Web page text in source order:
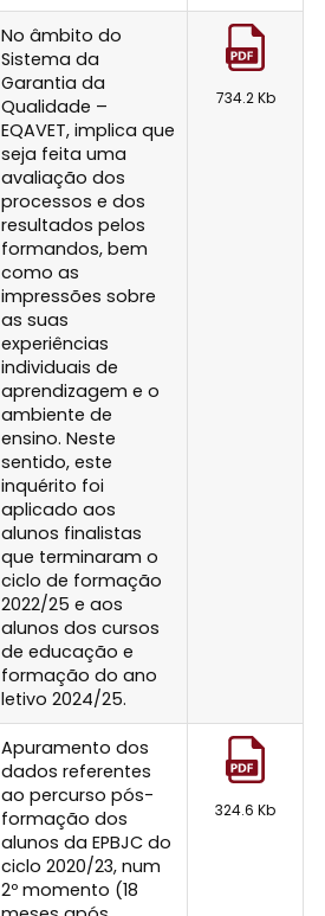
No âmbito do
Sistema da
Garantia da
Qualidade –
EQAVET, implica que
seja feita uma
avaliação dos
processos e dos
resultados pelos
formandos, bem
como as
impressões sobre
as suas
experiências
individuais de
aprendizagem e o
ambiente de
ensino. Neste
sentido, este
inquérito foi
aplicado aos
alunos finalistas
que terminaram o
ciclo de formação
2022/25 e aos
alunos dos cursos
de educação e
formação do ano
letivo 2024/25.
734.2 Kb
Apuramento dos
dados referentes
ao percurso pós-
formação dos
alunos da EPBJC do
ciclo 2020/23, num
2º momento (18
324.6 Kb